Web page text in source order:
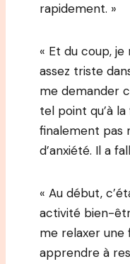
rapidement. »
« Et du coup,
assez triste
me demander
tel point qu’à
finalement pas
d’anxiété. Il a
« Au début,
activité bien-
me relaxer une
apprendre à